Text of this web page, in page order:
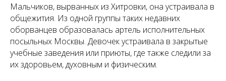
Мальчиков, вырванных из Хитровки, она устраивала в
общежития. Из одной группы таких недавних
оборванцев образовалась артель исполнительных
посыльных Москвы. Девочек устраивала в закрытые
учебные заведения или приюты, где также следили за
их здоровьем, духовным и физическим.